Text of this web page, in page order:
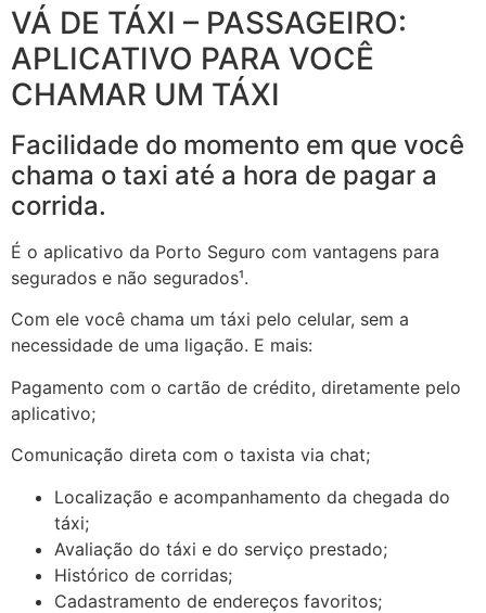
VÁ DE TÁXI – PASSAGEIRO:
APLICATIVO PARA VOCÊ
CHAMAR UM TÁXI
Facilidade do momento em que você
chama o taxi até a hora de pagar a
corrida.
É o aplicativo da Porto Seguro com vantagens para
segurados e não segurados¹.
Com ele você chama um táxi pelo celular, sem a
necessidade de uma ligação. E mais:
Pagamento com o cartão de crédito, diretamente pelo
aplicativo;
Comunicação direta com o taxista via chat;
Localização e acompanhamento da chegada do
táxi;
Avaliação do táxi e do serviço prestado;
Histórico de corridas;
Cadastramento de endereços favoritos;